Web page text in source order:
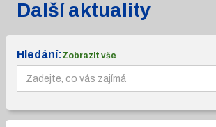
Další aktuality
Hledání:Zobrazit vše